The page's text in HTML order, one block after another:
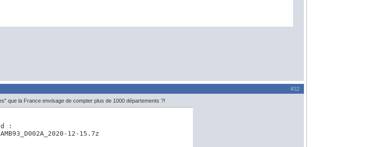
#32
que la France envisage de compter plus de 1000 départements ?!
:
12-15.7z